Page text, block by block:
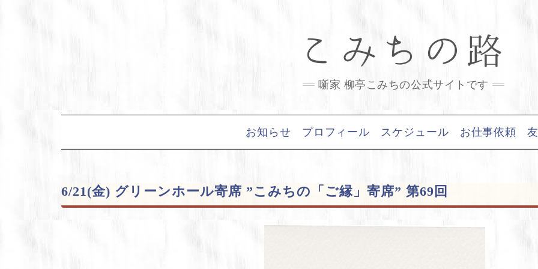
こみちの路
噺家 柳亭こみちの公式サイトです
お知らせ プロフィール スケジュール お仕事依頼
6/21(金) グリーンホール寄席 ”こみちの「ご縁」寄席” 第69回